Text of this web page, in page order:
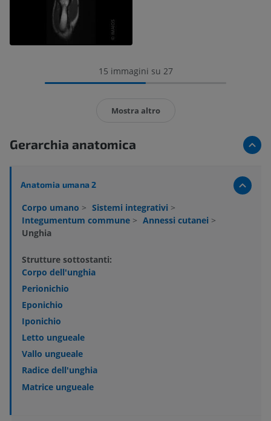
15 immagini su 27
Mostra altro
Gerarchia anatomica
Anatomia umana 2
Corpo umano > Sistemi integrativi >
Integumentum commune > Annessi cutanei >
Unghia
Strutture sottostanti:
Corpo dell'unghia
Perionichio
Eponichio
Iponichio
Letto ungueale
Vallo ungueale
Radice dell'unghia
Matrice ungueale